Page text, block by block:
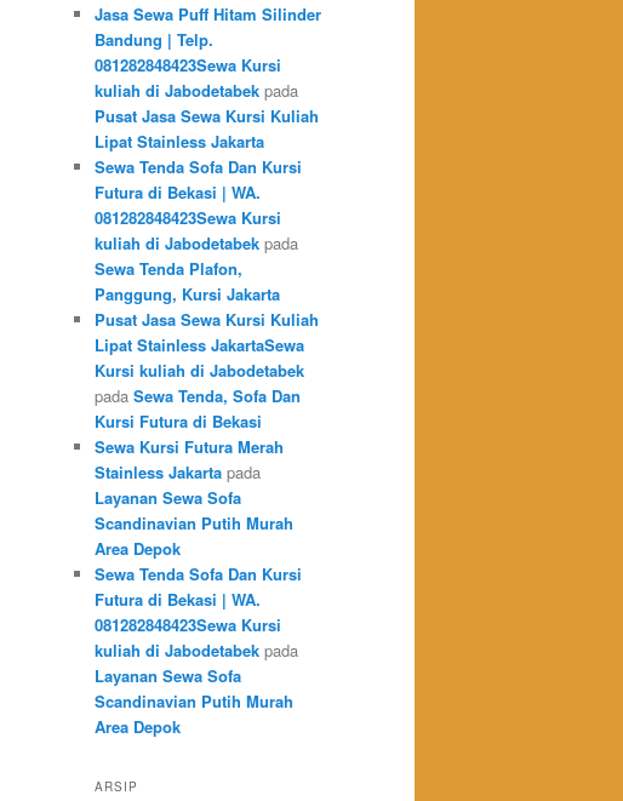
Jasa Sewa Puff Hitam Silinder
Bandung | Telp.
081282848423Sewa Kursi
kuliah di Jabodetabek pada
Pusat Jasa Sewa Kursi Kuliah
Lipat Stainless Jakarta
Sewa Tenda Sofa Dan Kursi
Futura di Bekasi | WA.
081282848423Sewa Kursi
kuliah di Jabodetabek pada
Sewa Tenda Plafon,
Panggung, Kursi Jakarta
Pusat Jasa Sewa Kursi Kuliah
Lipat Stainless JakartaSewa
Kursi kuliah di Jabodetabek
pada Sewa Tenda, Sofa Dan
Kursi Futura di Bekasi
Sewa Kursi Futura Merah
Stainless Jakarta pada
Layanan Sewa Sofa
Scandinavian Putih Murah
Area Depok
Sewa Tenda Sofa Dan Kursi
Futura di Bekasi | WA.
081282848423Sewa Kursi
kuliah di Jabodetabek pada
Layanan Sewa Sofa
Scandinavian Putih Murah
Area Depok
ARSIP